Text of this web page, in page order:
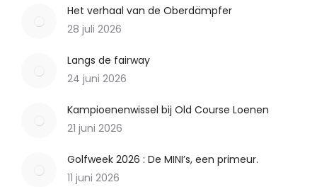
Het verhaal van de Oberdämpfer
28 juli 2026
Langs de fairway
24 juni 2026
Kampioenenwissel bij Old Course Loenen
21 juni 2026
Golfweek 2026 : De MINI’s, een primeur.
11 juni 2026